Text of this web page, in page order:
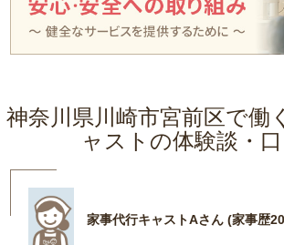
神奈川県川崎市宮前区で働
ャストの体験談・口
家事代行キャストAさん (家事歴